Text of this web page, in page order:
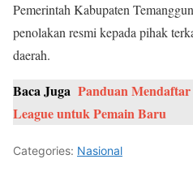
Pemerintah Kabupaten
penolakan resmi kepada pihak
daerah.
Baca Juga Panduan
League untuk Pemain Baru
Categories: Nasional